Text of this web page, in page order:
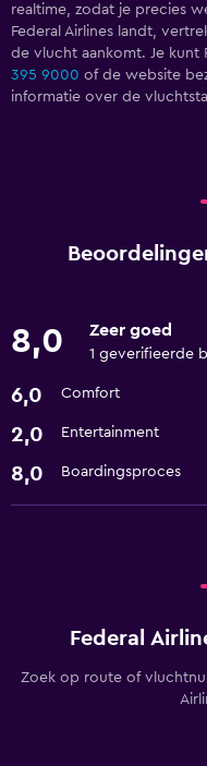
realtime, zodat je precies
Federal Airlines landt,
de vlucht aankomt. Je kunt
395 9000 of de website
informatie over de
8,0 Zeer goed
1 geverifieerde
6,0 Comfort
2,0 Entertainment
8,0 Boardingsproces
Federal
Zoek op route of